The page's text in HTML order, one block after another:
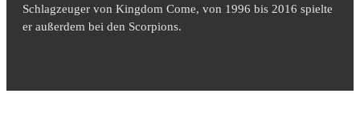
Schlagzeuger von Kingdom Come, von 1996 bis 2016 spielte
er außerdem bei den Scorpions.